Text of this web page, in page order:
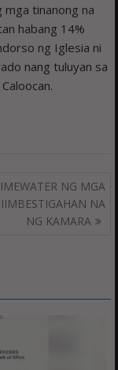
mga tinanong na
habang 14%
ng Iglesia ni
nang tuluyan sa
NG MGA
NA
NG KAMARA